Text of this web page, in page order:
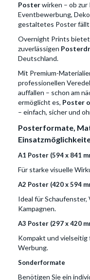
Posterwirken – ob
Eventbewerbung,
gestaltetes Poster fällt
Overnight Prints
zuverlässigen
Deutschland.
Mit Premium-
professionellen
auffallen – schon am
ermöglicht es, Poster
– einfach, sicher und
Posterformate,
A1 Poster (594 x 841
Für starke visuelle
A2 Poster (420 x 594
Ideal für
Kampagnen.
A3 Poster (297 x 420
Kompakt und
Werbung.
Sonderformate
Benötigen Sie ein